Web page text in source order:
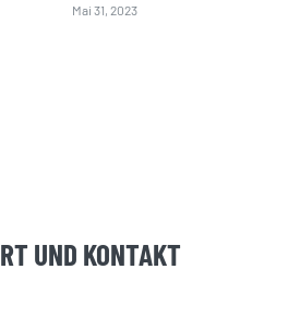
Mai 31, 2023
UND KONTAKT